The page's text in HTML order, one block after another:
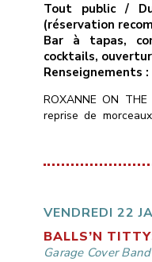
Tout public /
(réservation
Bar à tapas,
cocktails,
Renseignements :
ROXANNE ON
reprise de
mode chant/
MUSIQUE DU
15 janvier 2027
VENDREDI 22
BALLS’N
Garage Cover Band